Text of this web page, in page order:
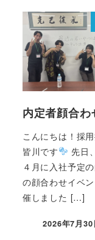
内定者顔合わ
こんにちは！採
皆川です
先日
４月に入社予定
の顔合わせイベ
催しました […]
2026年7月30